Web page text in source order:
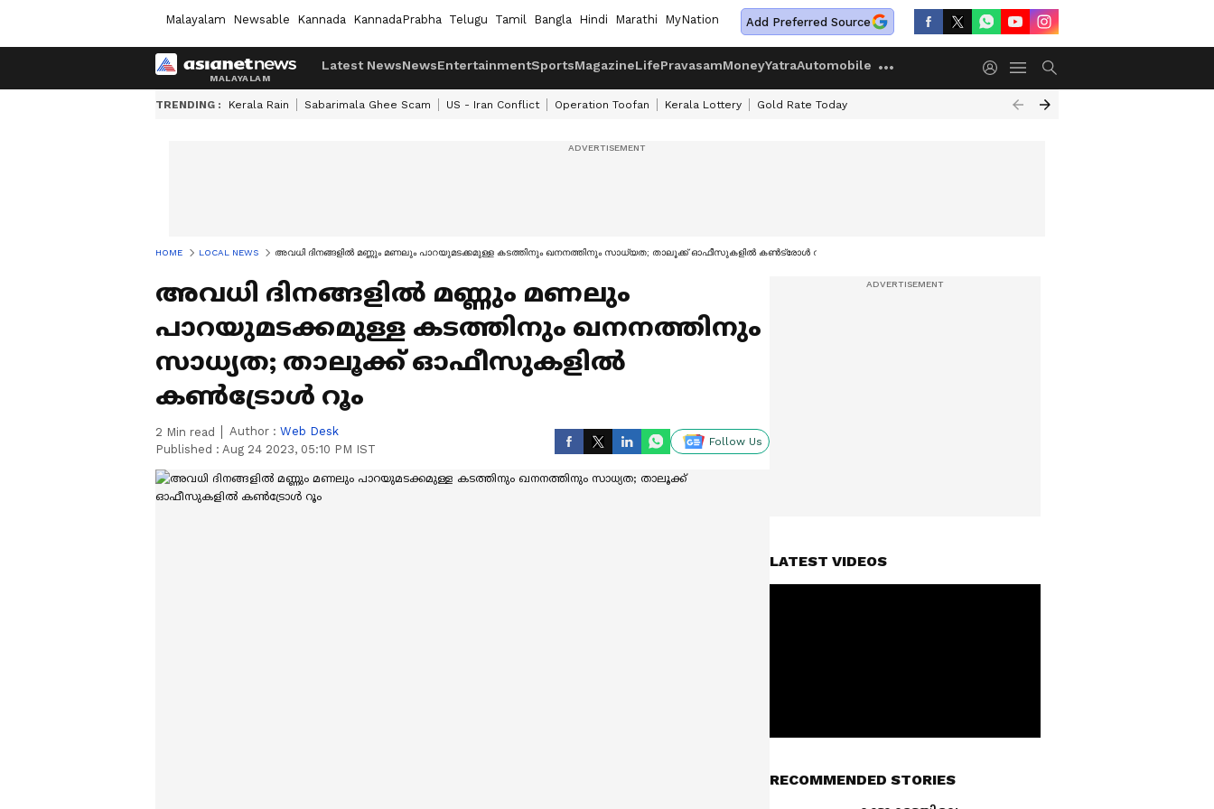
Malayalam Newsable Kannada KannadaPrabha Telugu Tamil Bangla Hindi Marathi MyNation Add Preferred Source
Latest NewsNewsEntertainmentSportsMagazineLifePravasamMoneyYatraAutomobile
TRENDING : Kerala Rain Sabarimala Ghee Scam US - Iran Conflict Operation Toofan Kerala Lottery Gold Rate Today
HOME LOCAL NEWS അവധി ദിനങ്ങളിൽ മണ്ണും മണലും പാറയുമടക്കമുള്ള കടത്തിനും ഖനനത്തിനും സാധ്യത; താലൂക്ക് ഓഫീസുകളിൽ കൺട്രോൾ റൂം
അവധി ദിനങ്ങളിൽ മണ്ണും മണലും
പാറയുമടക്കമുള്ള കടത്തിനും ഖനനത്തിനും
സാധ്യത; താലൂക്ക് ഓഫീസുകളിൽ
കൺട്രോൾ റൂം
2 Min read Author : Web Desk
Published : Aug 24 2023, 05:10 PM IST
Follow Us
LATEST VIDEOS
RECOMMENDED STORIES